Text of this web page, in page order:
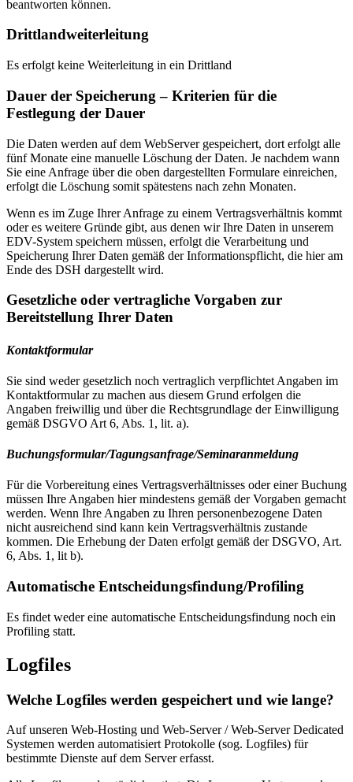
beantworten können.
Drittlandweiterleitung
Es erfolgt keine Weiterleitung in ein Drittland
Dauer der Speicherung – Kriterien für die
Festlegung der Dauer
Die Daten werden auf dem WebServer gespeichert, dort erfolgt alle
fünf Monate eine manuelle Löschung der Daten. Je nachdem wann
Sie eine Anfrage über die oben dargestellten Formulare einreichen,
erfolgt die Löschung somit spätestens nach zehn Monaten.
Wenn es im Zuge Ihrer Anfrage zu einem Vertragsverhältnis kommt
oder es weitere Gründe gibt, aus denen wir Ihre Daten in unserem
EDV-System speichern müssen, erfolgt die Verarbeitung und
Speicherung Ihrer Daten gemäß der Informationspflicht, die hier am
Ende des DSH dargestellt wird.
Gesetzliche oder vertragliche Vorgaben zur
Bereitstellung Ihrer Daten
Kontaktformular
Sie sind weder gesetzlich noch vertraglich verpflichtet Angaben im
Kontaktformular zu machen aus diesem Grund erfolgen die
Angaben freiwillig und über die Rechtsgrundlage der Einwilligung
gemäß DSGVO Art 6, Abs. 1, lit. a).
Buchungsformular/Tagungsanfrage/Seminaranmeldung
Für die Vorbereitung eines Vertragsverhältnisses oder einer Buchung
müssen Ihre Angaben hier mindestens gemäß der Vorgaben gemacht
werden. Wenn Ihre Angaben zu Ihren personenbezogene Daten
nicht ausreichend sind kann kein Vertragsverhältnis zustande
kommen. Die Erhebung der Daten erfolgt gemäß der DSGVO, Art.
6, Abs. 1, lit b).
Automatische Entscheidungsfindung/Profiling
Es findet weder eine automatische Entscheidungsfindung noch ein
Profiling statt.
Logfiles
Welche Logfiles werden gespeichert und wie lange?
Auf unseren Web-Hosting und Web-Server / Web-Server Dedicated
Systemen werden automatisiert Protokolle (sog. Logfiles) für
bestimmte Dienste auf dem Server erfasst.